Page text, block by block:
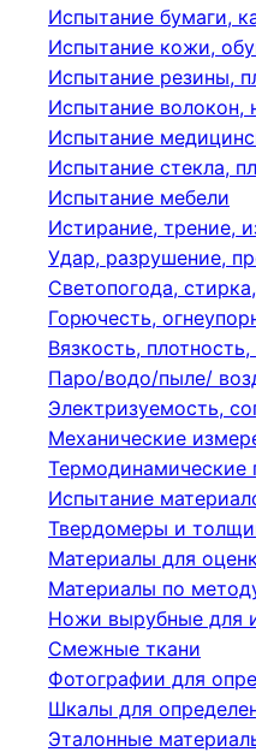
Испытание бумаги,
Испытание кожи,
Испытание резины,
Испытание волокон,
Испытание
Испытание стекла,
Испытание мебели
Истирание, трение,
Удар, разрушение,
Светопогода,
Горючесть,
Вязкость,
Паро/водо/пыле/
Электризуемость,
Механические
Термодинамические
Испытание
Твердомеры и
Материалы для
Материалы по
Ножи вырубные для
Смежные ткани
Фотографии для
Шкалы для
Эталонные